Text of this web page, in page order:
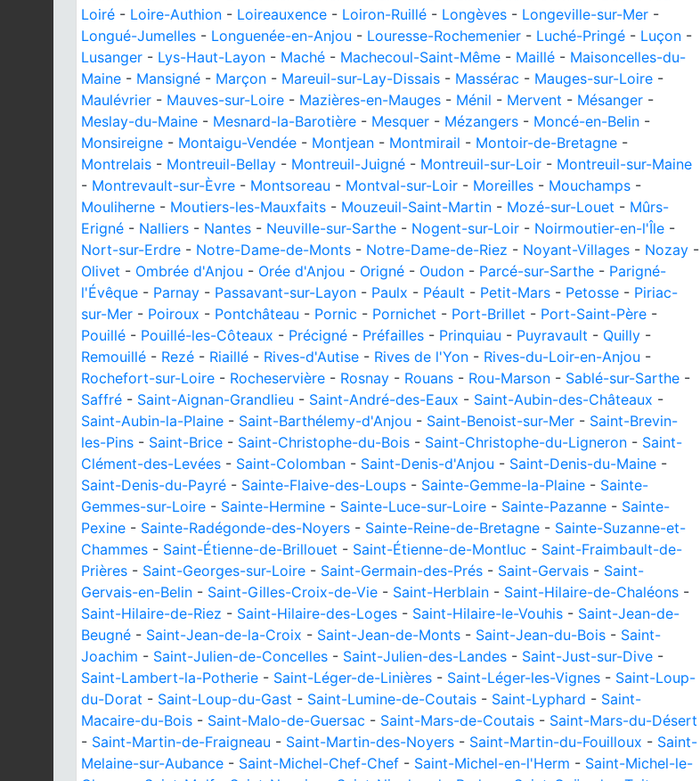
Loiré - Loire-Authion - Loireauxence - Loiron-Ruillé - Longèves - Longeville-sur-Mer -
Longué-Jumelles - Longuenée-en-Anjou - Louresse-Rochemenier - Luché-Pringé - Luçon -
Lusanger - Lys-Haut-Layon - Maché - Machecoul-Saint-Même - Maillé - Maisoncelles-du-
Maine - Mansigné - Marçon - Mareuil-sur-Lay-Dissais - Massérac - Mauges-sur-Loire -
Maulévrier - Mauves-sur-Loire - Mazières-en-Mauges - Ménil - Mervent - Mésanger -
Meslay-du-Maine - Mesnard-la-Barotière - Mesquer - Mézangers - Moncé-en-Belin -
Monsireigne - Montaigu-Vendée - Montjean - Montmirail - Montoir-de-Bretagne -
Montrelais - Montreuil-Bellay - Montreuil-Juigné - Montreuil-sur-Loir - Montreuil-sur-Maine
- Montrevault-sur-Èvre - Montsoreau - Montval-sur-Loir - Moreilles - Mouchamps -
Mouliherne - Moutiers-les-Mauxfaits - Mouzeuil-Saint-Martin - Mozé-sur-Louet - Mûrs-
Erigné - Nalliers - Nantes - Neuville-sur-Sarthe - Nogent-sur-Loir - Noirmoutier-en-l'Île -
Nort-sur-Erdre - Notre-Dame-de-Monts - Notre-Dame-de-Riez - Noyant-Villages - Nozay -
Olivet - Ombrée d'Anjou - Orée d'Anjou - Origné - Oudon - Parcé-sur-Sarthe - Parigné-
l'Évêque - Parnay - Passavant-sur-Layon - Paulx - Péault - Petit-Mars - Petosse - Piriac-
sur-Mer - Poiroux - Pontchâteau - Pornic - Pornichet - Port-Brillet - Port-Saint-Père -
Pouillé - Pouillé-les-Côteaux - Précigné - Préfailles - Prinquiau - Puyravault - Quilly -
Remouillé - Rezé - Riaillé - Rives-d'Autise - Rives de l'Yon - Rives-du-Loir-en-Anjou -
Rochefort-sur-Loire - Rocheservière - Rosnay - Rouans - Rou-Marson - Sablé-sur-Sarthe -
Saffré - Saint-Aignan-Grandlieu - Saint-André-des-Eaux - Saint-Aubin-des-Châteaux -
Saint-Aubin-la-Plaine - Saint-Barthélemy-d'Anjou - Saint-Benoist-sur-Mer - Saint-Brevin-
les-Pins - Saint-Brice - Saint-Christophe-du-Bois - Saint-Christophe-du-Ligneron - Saint-
Clément-des-Levées - Saint-Colomban - Saint-Denis-d'Anjou - Saint-Denis-du-Maine -
Saint-Denis-du-Payré - Sainte-Flaive-des-Loups - Sainte-Gemme-la-Plaine - Sainte-
Gemmes-sur-Loire - Sainte-Hermine - Sainte-Luce-sur-Loire - Sainte-Pazanne - Sainte-
Pexine - Sainte-Radégonde-des-Noyers - Sainte-Reine-de-Bretagne - Sainte-Suzanne-et-
Chammes - Saint-Étienne-de-Brillouet - Saint-Étienne-de-Montluc - Saint-Fraimbault-de-
Prières - Saint-Georges-sur-Loire - Saint-Germain-des-Prés - Saint-Gervais - Saint-
Gervais-en-Belin - Saint-Gilles-Croix-de-Vie - Saint-Herblain - Saint-Hilaire-de-Chaléons -
Saint-Hilaire-de-Riez - Saint-Hilaire-des-Loges - Saint-Hilaire-le-Vouhis - Saint-Jean-de-
Beugné - Saint-Jean-de-la-Croix - Saint-Jean-de-Monts - Saint-Jean-du-Bois - Saint-
Joachim - Saint-Julien-de-Concelles - Saint-Julien-des-Landes - Saint-Just-sur-Dive -
Saint-Lambert-la-Potherie - Saint-Léger-de-Linières - Saint-Léger-les-Vignes - Saint-Loup-
du-Dorat - Saint-Loup-du-Gast - Saint-Lumine-de-Coutais - Saint-Lyphard - Saint-
Macaire-du-Bois - Saint-Malo-de-Guersac - Saint-Mars-de-Coutais - Saint-Mars-du-Désert
- Saint-Martin-de-Fraigneau - Saint-Martin-des-Noyers - Saint-Martin-du-Fouilloux - Saint-
Melaine-sur-Aubance - Saint-Michel-Chef-Chef - Saint-Michel-en-l'Herm - Saint-Michel-le-